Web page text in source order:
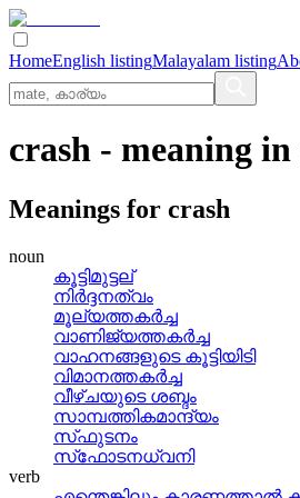
HomeEnglish listingMalayalam listing
crash - meaning in
Meanings for crash
noun
കൂട്ടിമുട്ടല്
നിര്‍ദ്ദനത്വം
മൂല്യത്തകര്‍ച്ച
വാണിജ്യത്തകര്‍ച്ച
വാഹനങ്ങളുടെ കൂട്ടിയിടി
വിമാനത്തകര്‍ച്ച
വീഴ്‌ചയുടെ ശബ്ദം
സാമ്പത്തികമാന്ദ്യം
സ്‌ഫുടനം
സ്‌ഫോടനധ്വനി
verb